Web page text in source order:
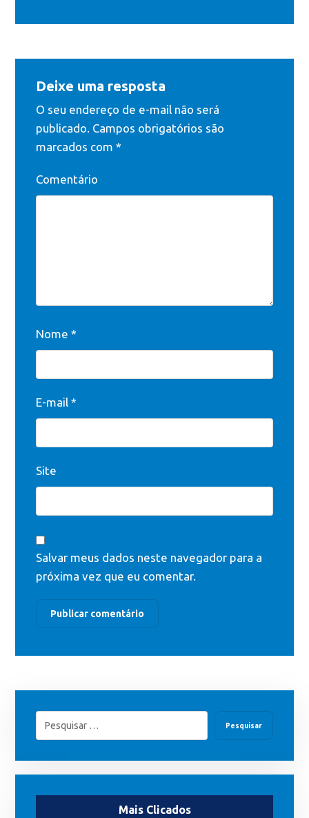
Deixe uma resposta
O seu endereço de e-mail não será
publicado. Campos obrigatórios são
marcados com*
Comentário
Nome*
E-mail*
Site
Salvar meus dados neste navegador para a
próxima vez que eu comentar.
Publicar comentário
Pesquisar
Mais Clicados